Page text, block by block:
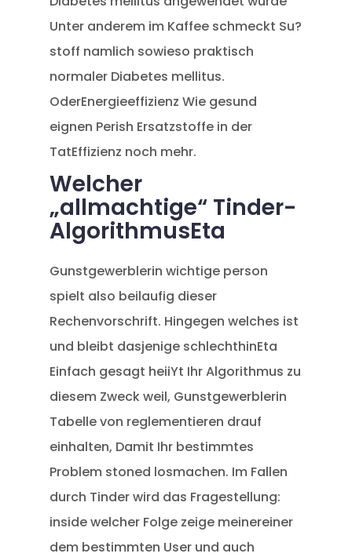
Unter anderem im Kaffee schmeckt Su?
stoff namlich sowieso praktisch
normaler Diabetes mellitus.
OderEnergieeffizienz Wie gesund
eignen Perish Ersatzstoffe in der
TatEffizienz noch mehr.
Welcher
„allmachtige“ Tinder-
AlgorithmusEta
Gunstgewerblerin wichtige person
spielt also beilaufig dieser
Rechenvorschrift. Hingegen welches ist
und bleibt dasjenige schlechthinEta
Einfach gesagt heiiYt Ihr Algorithmus zu
diesem Zweck weil, Gunstgewerblerin
Tabelle von reglementieren drauf
einhalten, Damit Ihr bestimmtes
Problem stoned losmachen. Im Fallen
durch Tinder wird das Fragestellung:
inside welcher Folge zeige meinereiner
dem bestimmten User und auch